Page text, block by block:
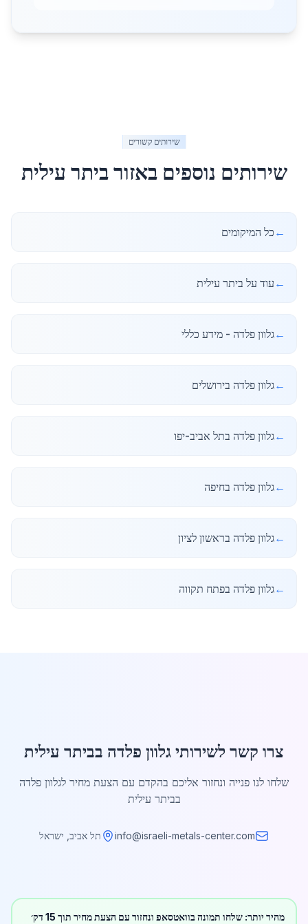
שירותים קשורים
שירותים נוספים באזורביתר עילית
← כל המיקומים
← עוד על ביתר עילית
←גלוון פלדה - מידע כללי
←גלוון פלדה בירושלים
←גלוון פלדה בתל אביב-יפו
←גלוון פלדה בחיפה
←גלוון פלדה בראשון לציון
←גלוון פלדה בפתח תקווה
צרו קשר לשירותי גלוון פלדה בביתר עילית
שלחו לנו פנייה ונחזור אליכם בהקדם עם הצעת מחיר לגלוון פלדה
בביתר עילית
info@israeli-metals-center.com תל אביב, ישראל
מהיר יותר: שלחו תמונה בוואטסאפ ונחזור עם הצעת מחיר תוך 15 דק׳